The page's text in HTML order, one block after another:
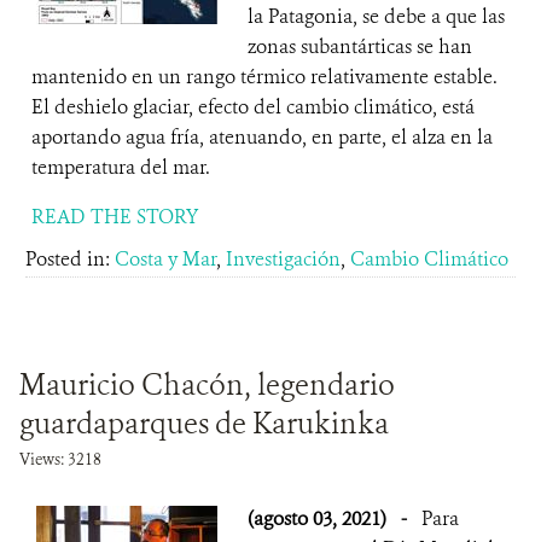
la Patagonia, se debe a que las
zonas subantárticas se han
mantenido en un rango térmico relativamente estable.
El deshielo glaciar, efecto del cambio climático, está
aportando agua fría, atenuando, en parte, el alza en la
temperatura del mar.
READ THE STORY
Posted in: Costa y Mar, Investigación, Cambio Climático
Mauricio Chacón, legendario
guardaparques de Karukinka
Views: 3218
(agosto 03, 2021) - Para